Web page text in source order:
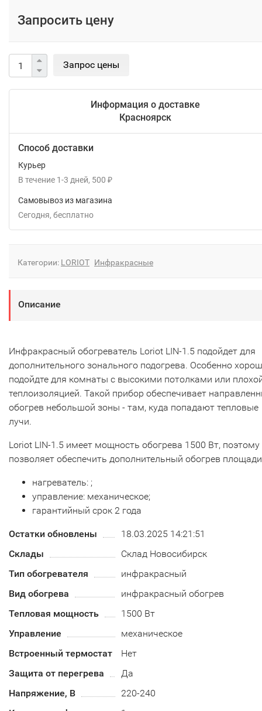
Запросить цену
Информация о доставке
Красноярск
Способ доставки
Курьер
В течение 1-3 дней 500 ₽
Самовывоз из магазина
Сегодня
Бесплатно
Категории: LORIOT Инфракрасные
Описание
Инфракрасный обогреватель Loriot LIN-1.5 подойдет для
дополнительного зонального подогрева. Особенно
подойдте для комнаты с высокими потолками или
теплоизоляцией. Такой прибор обеспечивает
обогрев небольшой зоны - там, куда попадают тепловые
лучи.
Loriot LIN-1.5 имеет мощность обогрева 1500 Вт, поэтому
позволяет обеспечить дополнительный обогрев
нагреватель: ;
управление: механическое;
гарантийный срок 2 года
Остатки обновлены
18.03.2025 14:21:51
Склады
Склад Новосибирск
Тип обогревателя
инфракрасный
Вид обогрева
инфракрасный обогрев
Тепловая мощность
1500 Вт
Управление
механическое
Встроенный термостат
Нет
Защита от перегрева
Да
Напряжение, В
220-240